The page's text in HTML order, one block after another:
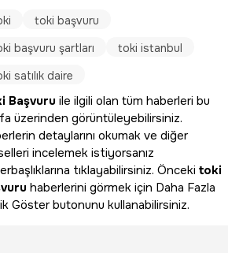
toki başvuru
başvuru şartları
toki istanbul
satılık daire
Başvuru ile ilgili olan tüm haberleri bu
üzerinden görüntüleyebilirsiniz.
detaylarını okumak ve diğer
incelemek istiyorsanız
tıklayabilirsiniz. Önceki toki
haberlerini görmek için Daha Fazla
Göster butonunu kullanabilirsiniz.